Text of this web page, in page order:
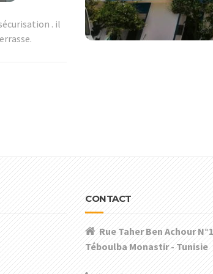
. il
CONTACT
Rue Taher Ben Achour
Téboulba Monastir - Tunisie